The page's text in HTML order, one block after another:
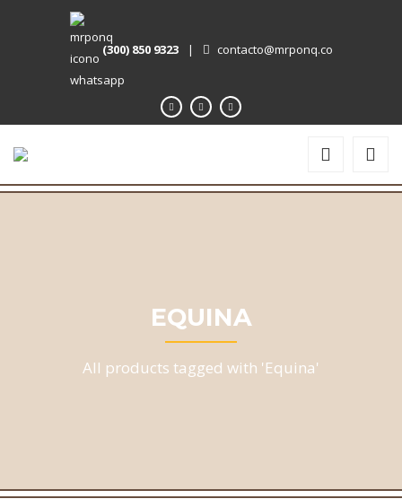
(300) 850 9323 | contacto@mrponq.co
EQUINA
All products tagged with 'Equina'